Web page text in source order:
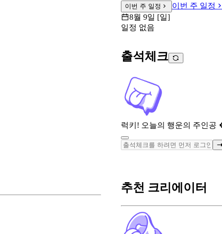
이번 주 일정
이번 주 일정
8월 9일 [일]
일정 없음
출석체크
럭키! 오늘의 행운의 주인공
추천 크리에이터